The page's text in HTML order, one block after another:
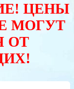
ЦЕНЫ
МОГУТ
ОТ